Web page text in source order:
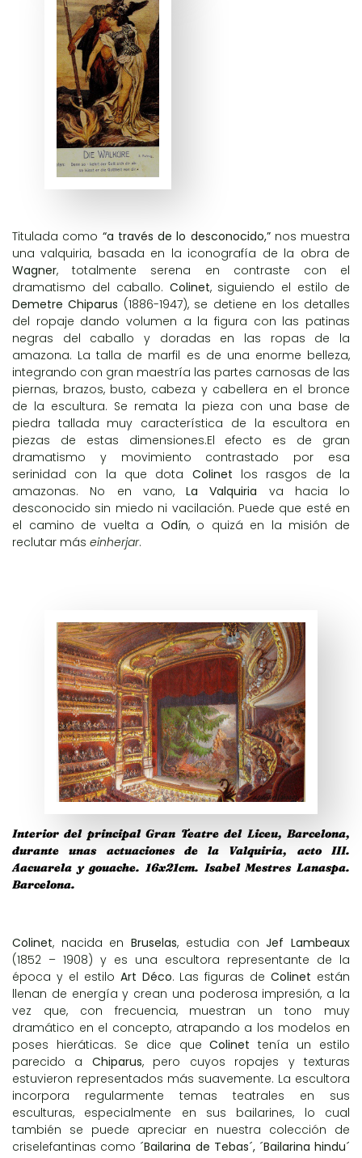
Titulada como “a través de lo desconocido,”nos muestra
una valquiria, basada en la iconografía de la obra de
Wagner, totalmente serena en contraste con el
dramatismo del caballo. Colinet, siguiendo el estilo de
Demetre Chiparus (1886-1947), se detiene en los detalles
del ropaje dando volumen a la figura con las patinas
negras del caballo y doradas en las ropas de la
amazona. La talla de marfil es de una enorme belleza,
integrando con gran maestría las partes carnosas de las
piernas, brazos, busto, cabeza y cabellera en el bronce
de la escultura. Se remata la pieza con una base de
piedra tallada muy característica de la escultora en
piezas de estas dimensiones.El efecto es de gran
dramatismo y movimiento contrastado por esa
serinidad con la que dota Colinet los rasgos de la
amazonas. No en vano, La Valquiria va hacia lo
desconocido sin miedo ni vacilación. Puede que esté en
el camino de vuelta a Odín, o quizá en la misión de
reclutar más einherjar.
Interior del principal Gran Teatre del Liceu, Barcelona,
durante unas actuaciones de la Valquiria, acto III.
Aacuarela y gouache. 16x21cm. Isabel Mestres Lanaspa.
Barcelona.
Colinet, nacida enBruselas, estudia conJef Lambeaux
(1852 – 1908) y es una escultora representante de la
época y el estilo Art Déco. Las figuras deColinet están
llenan de energía y crean una poderosa impresión, a la
vez que, con frecuencia, muestran un tono muy
dramático en el concepto, atrapando a los modelos en
poses hieráticas. Se dice queColinettenía un estilo
parecido a Chiparus, pero cuyos ropajes y texturas
estuvieron representados más suavemente. La escultora
incorpora regularmente temas teatrales en sus
esculturas, especialmente en sus bailarines, lo cual
también se puede apreciar en nuestra colección de
criselefantinas como ´Bailarina de Tebas´, ´Bailarina hindu´